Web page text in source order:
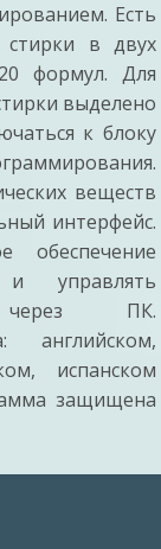
Есть
стирки в двух
формул. Для
выделено
к блоку
веществ
интерфейс.
обеспечение
и управлять
через ПК.
английском,
испанском
защищена